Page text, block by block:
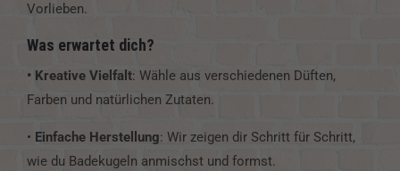
Vorlieben.
Was erwartet dich?
• Kreative Vielfalt: Wähle aus verschiedenen Düften,
Farben und natürlichen Zutaten.
• Einfache Herstellung: Wir zeigen dir Schritt für Schritt,
wie du Badekugeln anmischst und formst.